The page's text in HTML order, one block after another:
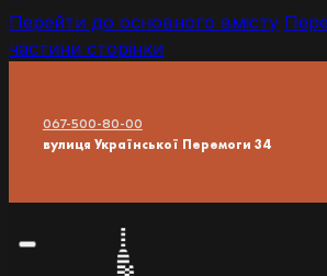
Перейти до основного вмісту
частини сторінки
067-500-80-00
вулиця Української Перемоги 34